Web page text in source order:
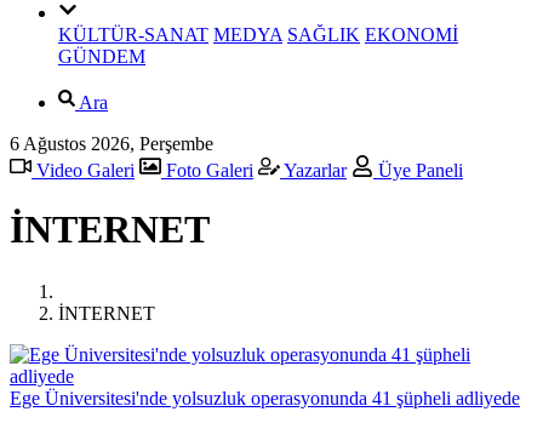
KÜLTÜR-SANAT MEDYA SAĞLIK EKONOMİ
GÜNDEM
Ara
6 Ağustos 2026, Perşembe
Video Galeri
Foto Galeri Yazarlar Üye Paneli
İNTERNET
İNTERNET
Ege Üniversitesi'nde yolsuzluk operasyonunda 41 şüpheli adliyede